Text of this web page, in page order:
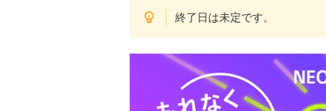
終了日は未定です。